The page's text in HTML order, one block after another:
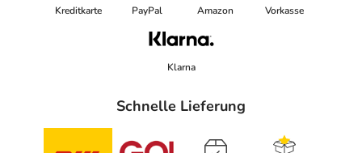
Kreditkarte PayPal Amazon Vorkasse
Klarna
Schnelle Lieferung